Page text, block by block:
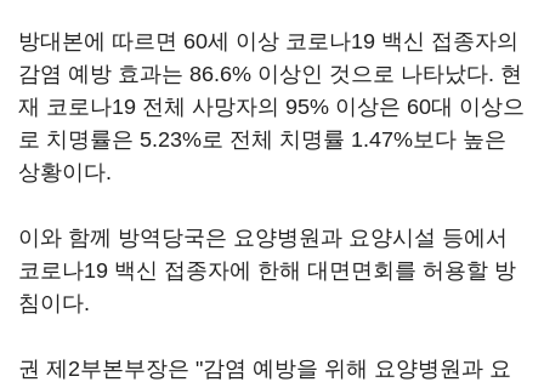
방대본에 따르면 60세 이상 코로나19 백신 접종자의
감염 예방 효과는 86.6% 이상인 것으로 나타났다. 현
재 코로나19 전체 사망자의 95% 이상은 60대 이상으
로 치명률은 5.23%로 전체 치명률 1.47%보다 높은
상황이다.
이와 함께 방역당국은 요양병원과 요양시설 등에서
코로나19 백신 접종자에 한해 대면면회를 허용할 방
침이다.
권 제2부본부장은 "감염 예방을 위해 요양병원과 요